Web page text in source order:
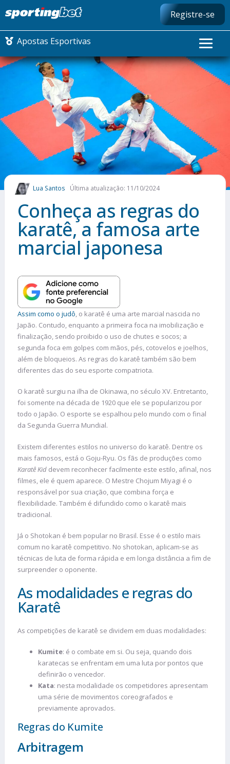
Registre-se
Apostas Esportivas
CONMEBOL LIBERTADORES
FUTEBOL NACIONAL
FUTEBOL INTERNACIONAL
COMO APOSTAR
MAIS ESPORTES
Lua Santos Última atualização: 11/10/2024
Conheça as regras do
karatê, a famosa arte
marcial japonesa
Assim como o judô, o karatê é uma arte marcial nascida no
Japão. Contudo, enquanto a primeira foca na imobilização e
finalização, sendo proibido o uso de chutes e socos; a
segunda foca em golpes com mãos, pés, cotovelos e joelhos,
além de bloqueios. As regras do karatê também são bem
diferentes das do seu esporte compatriota.
O karatê surgiu na ilha de Okinawa, no século XV. Entretanto,
foi somente na década de 1920 que ele se popularizou por
todo o Japão. O esporte se espalhou pelo mundo com o final
da Segunda Guerra Mundial.
Existem diferentes estilos no universo do karatê. Dentre os
mais famosos, está o Goju-Ryu. Os fãs de produções como
Karatê Kid devem reconhecer facilmente este estilo, afinal, nos
filmes, ele é quem aparece. O Mestre Chojum Miyagi é o
responsável por sua criação, que combina força e
flexibilidade. Também é difundido como o karatê mais
tradicional.
Já o Shotokan é bem popular no Brasil. Esse é o estilo mais
comum no karatê competitivo. No shotokan, aplicam-se as
técnicas de luta de forma rápida e em longa distância a fim de
surpreender o oponente.
As modalidades e regras do
Karatê
As competições de karatê se dividem em duas modalidades:
Kumite: é o combate em si. Ou seja, quando dois
karatecas se enfrentam em uma luta por pontos que
definirão o vencedor.
Kata: nesta modalidade os competidores apresentam
uma série de movimentos coreografados e
previamente aprovados.
Regras do Kumite
Arbitragem